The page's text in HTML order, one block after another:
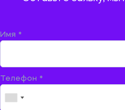
Имя *
Телефон *